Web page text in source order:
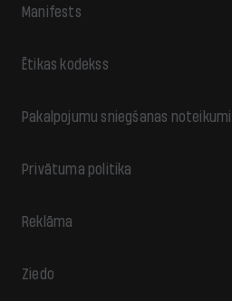
Manifests
Ētikas kodekss
Pakalpojumu sniegšanas noteikumi
Privātuma politika
Reklāma
Ziedo